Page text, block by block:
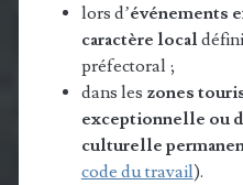
lors d’événements
caractère local
préfectoral ;
dans les zones
exceptionnelle ou
culturelle
code du travail).